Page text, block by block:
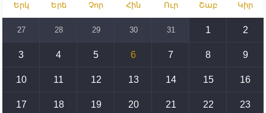
Իրանը կողմ է տարածաշրջանի համար շահավետ
տրանսպորտային հաղորդակցությունների
զարգացմանը, սակայն ոչ՝ միջազգային
սահմանների փոփոխությանը
15:10 02.10.2023
սպառնալիքները կասեցնելու համար. իսպանացի
պատգամավորը Գորիսում է
14:54 02.10.2023
Երկ Երե Չոր Հին Ուր Շաբ Կիր
27 28 29 30 31 1 2
3 4 5 6 7 8 9
10 11 12 13 14 15 16
17 18 19 20 21 22 23